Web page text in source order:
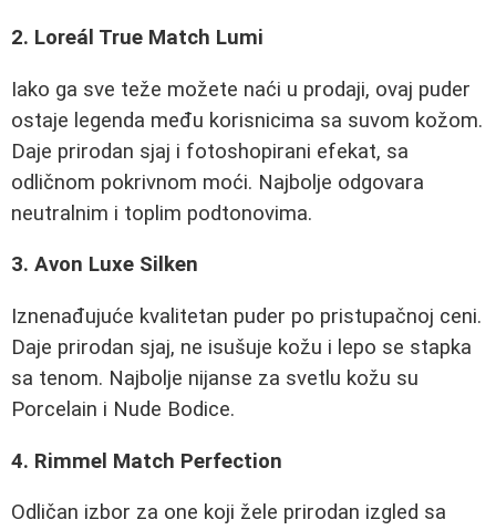
2. Loreál True Match Lumi
Iako ga sve teže možete naći u prodaji, ovaj puder
ostaje legenda među korisnicima sa suvom kožom.
Daje prirodan sjaj i fotoshopirani efekat, sa
odličnom pokrivnom moći. Najbolje odgovara
neutralnim i toplim podtonovima.
3. Avon Luxe Silken
Iznenađujuće kvalitetan puder po pristupačnoj ceni.
Daje prirodan sjaj, ne isušuje kožu i lepo se stapka
sa tenom. Najbolje nijanse za svetlu kožu su
Porcelain i Nude Bodice.
4. Rimmel Match Perfection
Odličan izbor za one koji žele prirodan izgled sa